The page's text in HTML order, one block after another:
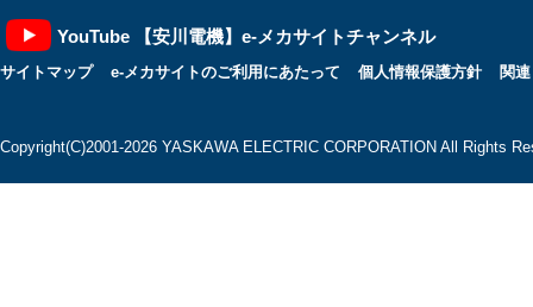
YouTube 【安川電機】e-メカサイトチャンネル
サイトマップ e-メカサイトのご利用にあたって 個人情報保護方針 関
Copyright(C)2001‐2026 YASKAWA ELECTRIC CORPORATION All Rights